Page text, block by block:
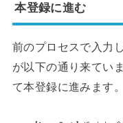
本登録に進む
前のプロセスで入力
が以下の通り来てい
て本登録に進みます。